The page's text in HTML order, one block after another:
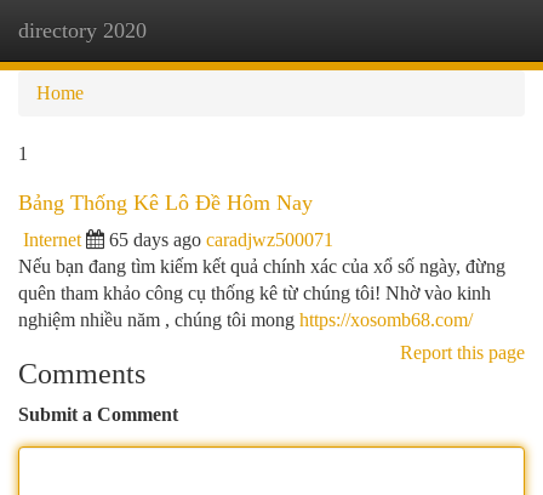
directory 2020
Home
1
Bảng Thống Kê Lô Đề Hôm Nay
Internet 65 days ago caradjwz500071
Nếu bạn đang tìm kiếm kết quả chính xác của xổ số ngày, đừng
quên tham khảo công cụ thống kê từ chúng tôi! Nhờ vào kinh
nghiệm nhiều năm , chúng tôi mong https://xosomb68.com/
Report this page
Comments
Submit a Comment